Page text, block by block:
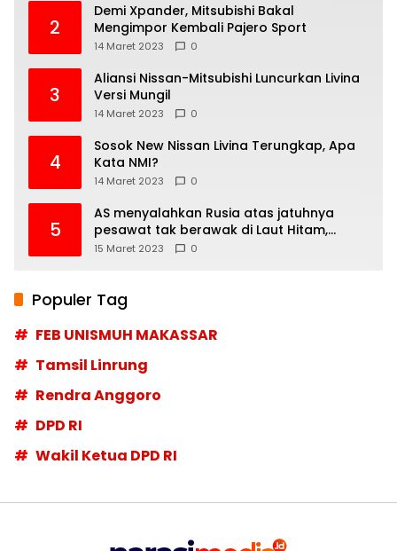
2
Demi Xpander, Mitsubishi Bakal
Mengimpor Kembali Pajero Sport
14 Maret 2023 0
3
Aliansi Nissan-Mitsubishi Luncurkan Livina
Versi Mungil
14 Maret 2023 0
4
Sosok New Nissan Livina Terungkap, Apa
Kata NMI?
14 Maret 2023 0
5
AS menyalahkan Rusia atas jatuhnya
pesawat tak berawak di Laut Hitam,
Moskow menyangkal
15 Maret 2023 0
Populer Tag
FEB UNISMUH MAKASSAR
Tamsil Linrung
Rendra Anggoro
DPD RI
Wakil Ketua DPD RI